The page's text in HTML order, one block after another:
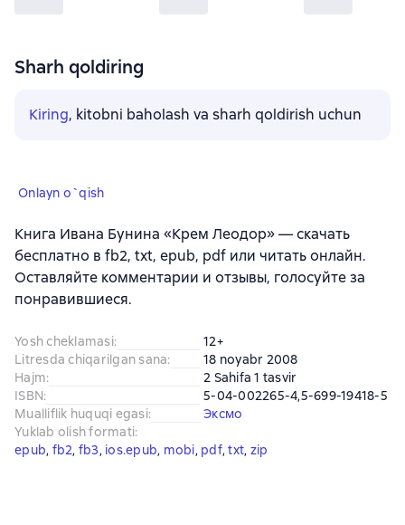
Sharh qoldiring
Kiring, kitobni baholash va sharh qoldirish uchun
Onlayn o`qish
Книга Ивана Бунина «Крем Леодор» — скачать
бесплатно в fb2, txt, epub, pdf или читать онлайн.
Оставляйте комментарии и отзывы, голосуйте за
понравившиеся.
Yosh cheklamasi:
12+
Litresda chiqarilgan sana:
18 noyabr 2008
Hajm:
2 Sahifa 1 tasvir
ISBN:
5-04-002265-4,5-699-19418-5
Mualliflik huquqi egasi:
Эксмо
Yuklab olish formati:
epub, fb2, fb3, ios.epub, mobi, pdf, txt, zip